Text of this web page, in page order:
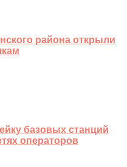
района открыли
базовых станций
операторов